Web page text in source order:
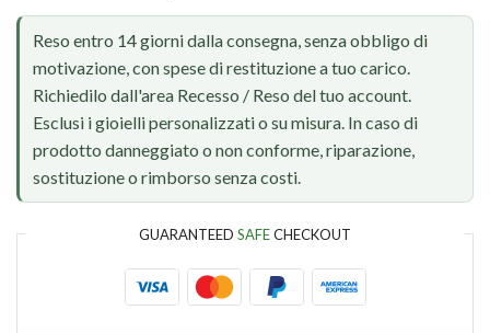
Reso entro 14 giorni dalla consegna, senza obbligo di
motivazione, con spese di restituzione a tuo carico.
Richiedilo dall'area Recesso / Reso del tuo account.
Esclusi i gioielli personalizzati o su misura. In caso di
prodotto danneggiato o non conforme, riparazione,
sostituzione o rimborso senza costi.
GUARANTEED SAFECHECKOUT